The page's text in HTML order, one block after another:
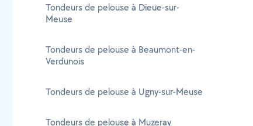
Tondeurs de pelouse à Dieue-sur-
Meuse
Tondeurs de pelouse à Beaumont-en-
Verdunois
Tondeurs de pelouse à Ugny-sur-Meuse
Tondeurs de pelouse à Muzeray